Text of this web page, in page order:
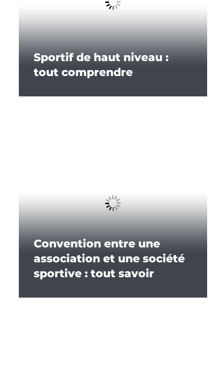
Sportif de haut niveau :
tout comprendre
Convention entre une
association et une société
sportive : tout savoir